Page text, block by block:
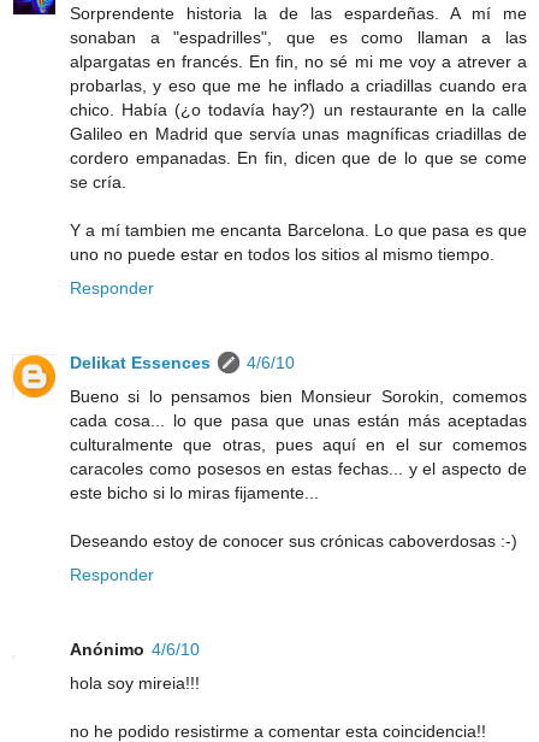
Sorprendente historia la de las espardeñas. A mí me
sonaban a "espadrilles", que es como llaman a las
alpargatas en francés. En fin, no sé mi me voy a atrever a
probarlas, y eso que me he inflado a criadillas cuando era
chico. Había (¿o todavía hay?) un restaurante en la calle
Galileo en Madrid que servía unas magníficas criadillas de
cordero empanadas. En fin, dicen que de lo que se come
se cría.
Y a mí tambien me encanta Barcelona. Lo que pasa es que
uno no puede estar en todos los sitios al mismo tiempo.
Responder
Delikat Essences
4/6/10
Bueno si lo pensamos bien Monsieur Sorokin, comemos
cada cosa... lo que pasa que unas están más aceptadas
culturalmente que otras, pues aquí en el sur comemos
caracoles como posesos en estas fechas... y el aspecto de
este bicho si lo miras fijamente...
Deseando estoy de conocer sus crónicas caboverdosas :-)
Responder
Anónimo 4/6/10
hola soy mireia!!!
no he podido resistirme a comentar esta coincidencia!!